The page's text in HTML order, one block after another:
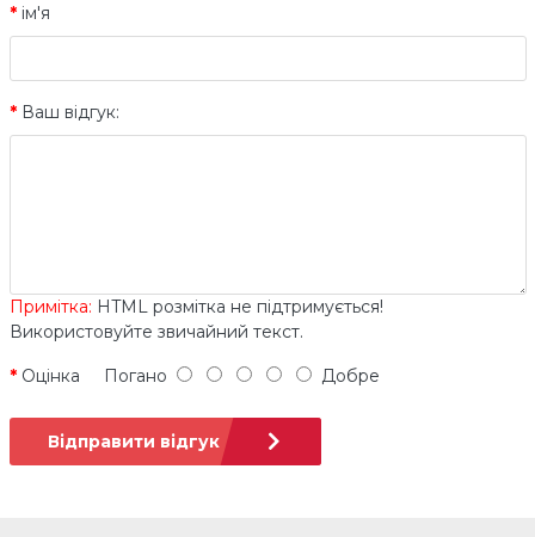
ім'я
Ваш відгук:
Примітка: HTML розмітка не підтримується!
Використовуйте звичайний текст.
Оцінка Погано Добре
Відправити відгук